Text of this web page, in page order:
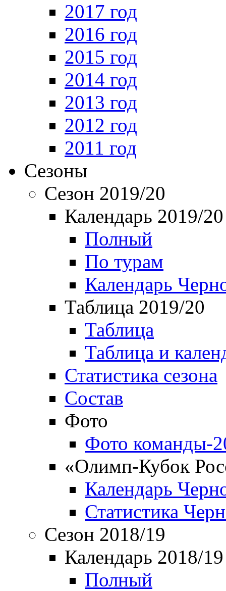
2017 год
2016 год
2015 год
2014 год
2013 год
2012 год
2011 год
Сезоны
Сезон 2019/20
Календарь 2019/20
Полный
По турам
Календарь
Таблица 2019/20
Таблица
Таблица и
Статистика сезона
Состав
Фото
Фото команды-
«Олимп-Кубок
Календарь
Статистика
Сезон 2018/19
Календарь 2018/19
Полный